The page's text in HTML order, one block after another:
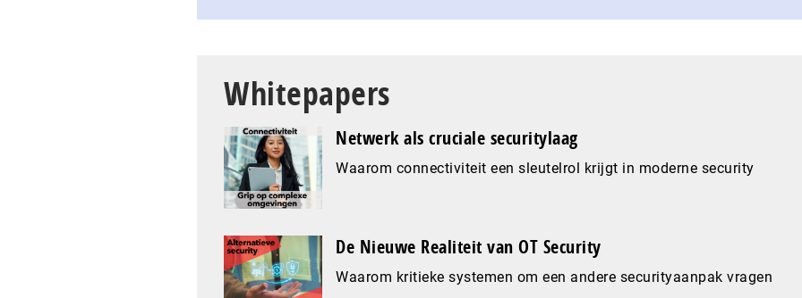
Whitepapers
Netwerk als cruciale securitylaag
Waarom connectiviteit een sleutelrol krijgt in moderne security
De Nieuwe Realiteit van OT Security
Waarom kritieke systemen om een andere securityaanpak vragen